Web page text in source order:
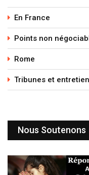
En France
Points non
Rome
Tribunes et
Nous Soutenons